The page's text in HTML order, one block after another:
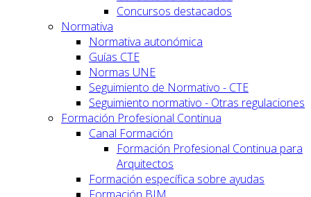
Concursos destacados
Normativa
Normativa autonómica
Guías CTE
Normas UNE
Seguimiento de Normativo - CTE
Seguimiento normativo - Otras regulaciones
Formación Profesional Continua
Canal Formación
Formación Profesional Continua para
Arquitectos
Formación específica sobre ayudas